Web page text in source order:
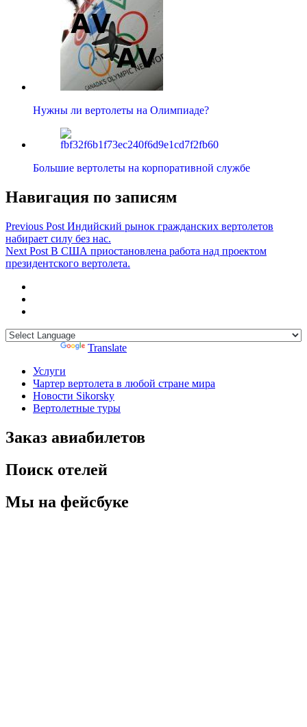
Нужны ли вертолеты на Олимпиаде?
Большие вертолеты на корпоративной службе
Навигация по записям
Previous Post Индийский рынок гражданских вертолетов
набирает силу без нас.
Next Post В США приостановлена работа над проектом
президентского вертолета.
Translate
Услуги
Чартер вертолета в любой стране мира
Новости Sikorsky
Вертолетные туры
Заказ авиабилетов
Поиск отелей
Мы на фейсбуке